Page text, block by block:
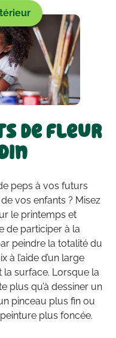
de fleur
peps à vos futurs
vos enfants ? Misez
le printemps et
de participer à la
peindre la totalité du
l’aide d’un large
surface. Lorsque la
plus qu’à dessiner un
pinceau plus fin ou
plus foncée.